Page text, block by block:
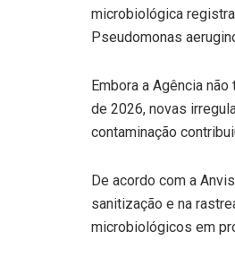
microbiológica
Pseudomonas
Embora a Agência
de 2026, novas
contaminação
De acordo com a
sanitização e na
microbiológicos em